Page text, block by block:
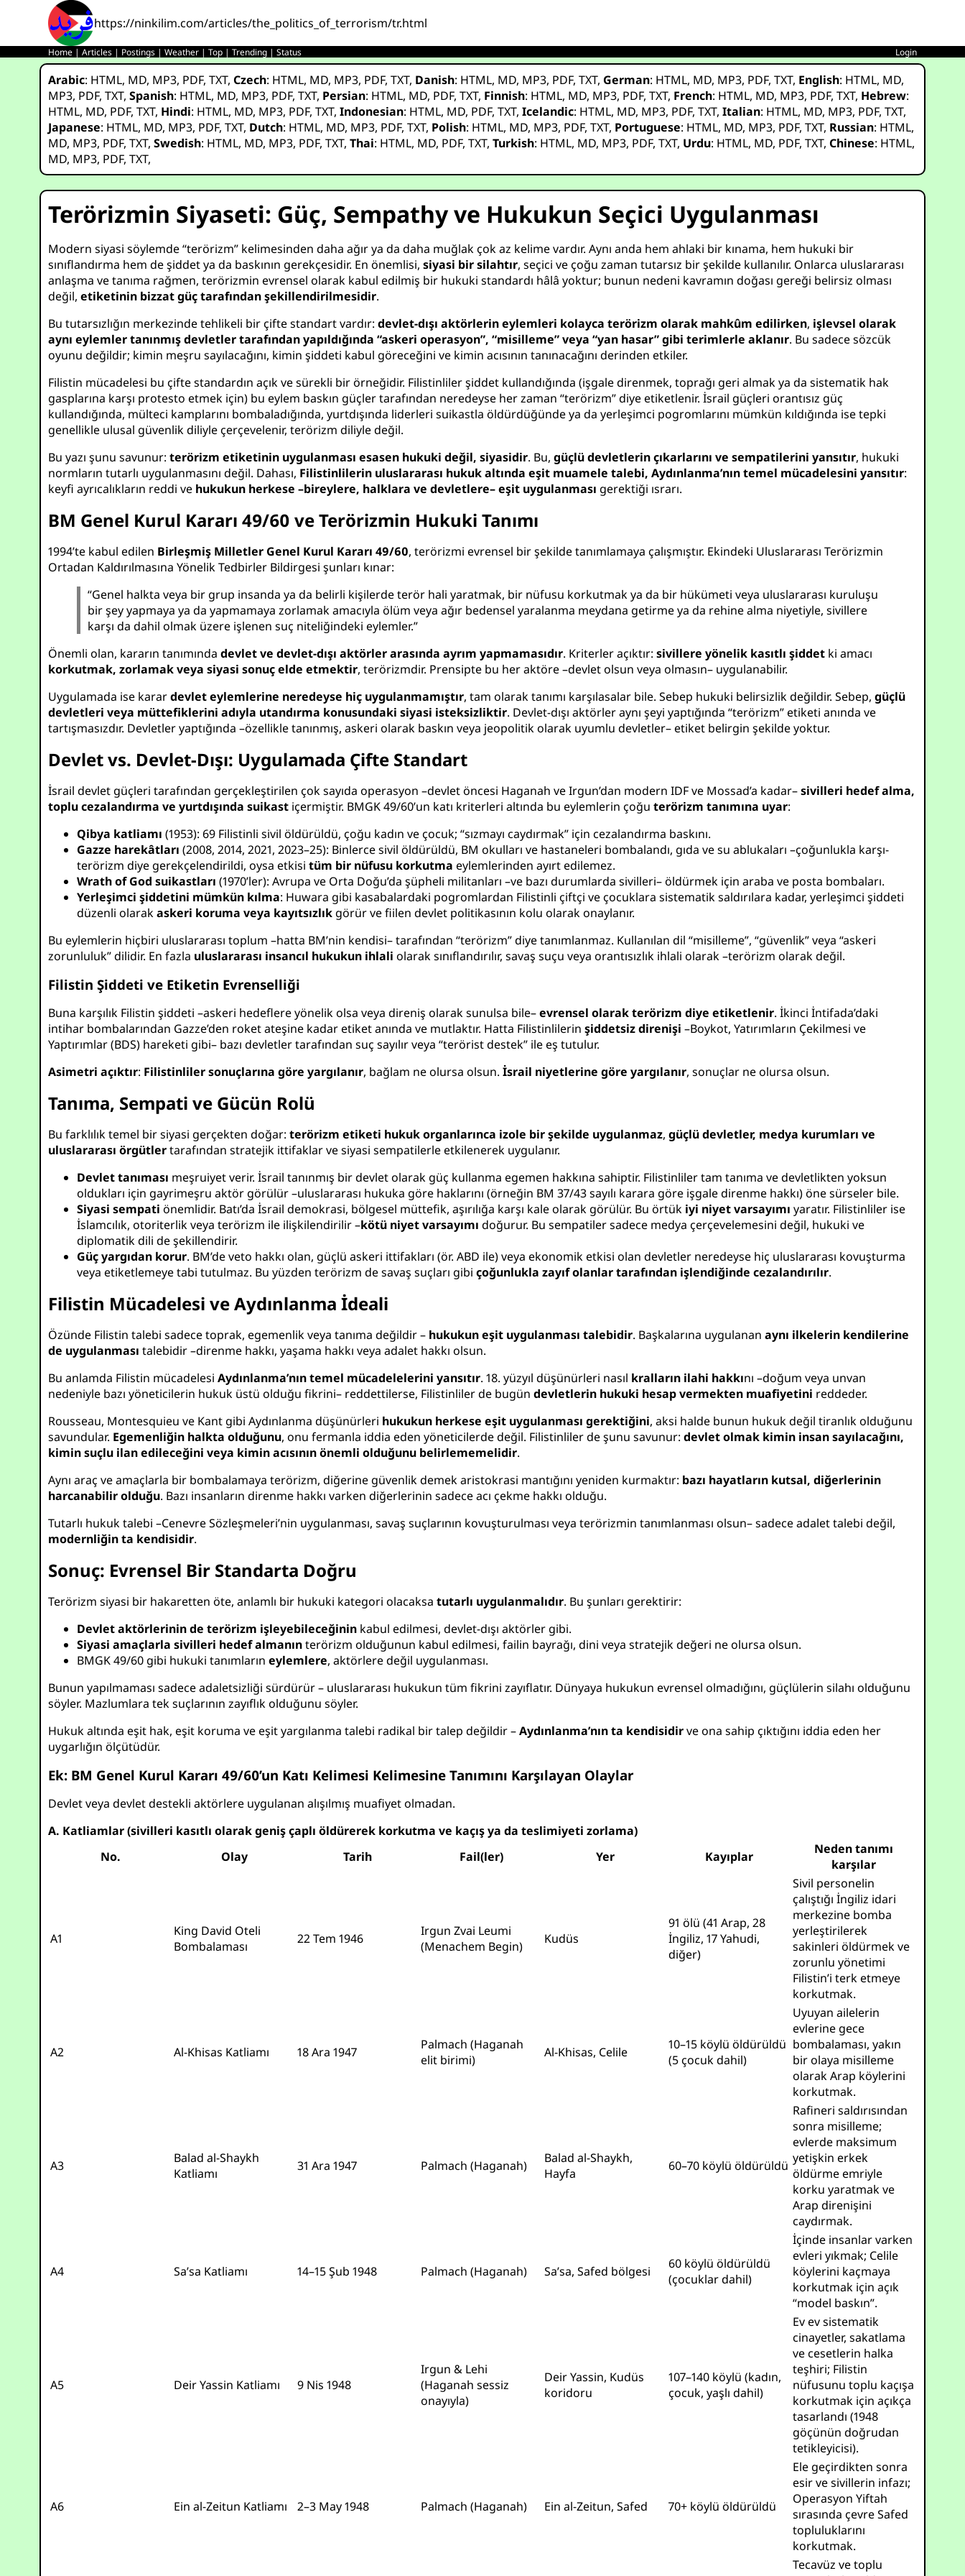
https://ninkilim.com/articles/the_politics_of_terrorism/tr.html
Home |Articles | Postings |Weather |Top |Trending |Status Login
Arabic: HTML, MD, MP3, PDF,TXT,Czech: HTML, MD, MP3, PDF,TXT, Danish: HTML, MD, MP3, PDF,TXT, German: HTML, MD, MP3, PDF,TXT, English: HTML, MD,
MP3, PDF,TXT,Spanish: HTML, MD, MP3, PDF,TXT, Persian: HTML, MD, PDF,TXT, Finnish: HTML, MD, MP3, PDF,TXT, French: HTML, MD, MP3, PDF,TXT, Hebrew:
HTML, MD, PDF,TXT, Hindi: HTML, MD, MP3, PDF,TXT,Indonesian: HTML, MD, PDF,TXT,Icelandic: HTML, MD, MP3, PDF,TXT,Italian: HTML, MD, MP3, PDF,TXT,
Japanese: HTML, MD, MP3, PDF,TXT, Dutch: HTML, MD, MP3, PDF,TXT, Polish: HTML, MD, MP3, PDF,TXT, Portuguese: HTML, MD, MP3, PDF,TXT, Russian: HTML,
MD, MP3, PDF,TXT,Swedish: HTML, MD, MP3, PDF,TXT,Thai: HTML, MD, PDF,TXT,Turkish: HTML, MD, MP3, PDF,TXT, Urdu: HTML, MD, PDF,TXT,Chinese: HTML,
MD, MP3, PDF,TXT,
Terörizmin Siyaseti: Güç, Sempathy ve Hukukun Seçici Uygulanması
Modern siyasi söylemde “terörizm” kelimesinden daha ağır ya da daha muğlak çok az kelime vardır. Aynı anda hem ahlaki bir kınama, hem hukuki bir
sınıflandırma hem de şiddet ya da baskının gerekçesidir. En önemlisi,siyasi bir silahtır, seçici ve çoğu zaman tutarsız bir şekilde kullanılır. Onlarca uluslararası
anlaşma ve tanıma rağmen, terörizmin evrensel olarak kabul edilmiş bir hukuki standardı hâlâ yoktur; bunun nedeni kavramın doğası gereği belirsiz olması
değil,etiketinin bizzat güç tarafından şekillendirilmesidir.
Bu tutarsızlığın merkezinde tehlikeli bir çifte standart vardır:devlet-dışı aktörlerin eylemleri kolayca terörizm olarak mahkûm edilirken, işlevsel olarak
aynı eylemler tanınmış devletler tarafından yapıldığında “askeri operasyon”, “misilleme” veya “yan hasar” gibi terimlerle aklanır. Bu sadece sözcük
oyunu değildir; kimin meşru sayılacağını, kimin şiddeti kabul göreceğini ve kimin acısının tanınacağını derinden etkiler.
Filistin mücadelesi bu çifte standardın açık ve sürekli bir örneğidir. Filistinliler şiddet kullandığında (işgale direnmek, toprağı geri almak ya da sistematik hak
gasplarına karşı protesto etmek için) bu eylem baskın güçler tarafından neredeyse her zaman “terörizm” diye etiketlenir. İsrail güçleri orantısız güç
kullandığında, mülteci kamplarını bombaladığında, yurtdışında liderleri suikastla öldürdüğünde ya da yerleşimci pogromlarını mümkün kıldığında ise tepki
genellikle ulusal güvenlik diliyle çerçevelenir, terörizm diliyle değil.
Bu yazı şunu savunur:terörizm etiketinin uygulanması esasen hukuki değil, siyasidir. Bu,güçlü devletlerin çıkarlarını ve sempatilerini yansıtır, hukuki
normların tutarlı uygulanmasını değil. Dahası, Filistinlilerin uluslararası hukuk altında eşit muamele talebi, Aydınlanma’nın temel mücadelesini yansıtır:
keyfi ayrıcalıkların reddi ve hukukun herkese –bireylere, halklara ve devletlere– eşit uygulanması gerektiği ısrarı.
BM Genel Kurul Kararı 49/60 ve Terörizmin Hukuki Tanımı
1994’te kabul edilen Birleşmiş Milletler Genel Kurul Kararı 49/60, terörizmi evrensel bir şekilde tanımlamaya çalışmıştır. Ekindeki Uluslararası Terörizmin
Ortadan Kaldırılmasına Yönelik Tedbirler Bildirgesi şunları kınar:
“Genel halkta veya bir grup insanda ya da belirli kişilerde terör hali yaratmak, bir nüfusu korkutmak ya da bir hükümeti veya uluslararası kuruluşu
bir şey yapmaya ya da yapmamaya zorlamak amacıyla ölüm veya ağır bedensel yaralanma meydana getirme ya da rehine alma niyetiyle, sivillere
karşı da dahil olmak üzere işlenen suç niteliğindeki eylemler.”
Önemli olan, kararın tanımındadevlet ve devlet-dışı aktörler arasında ayrım yapmamasıdır. Kriterler açıktır:sivillere yönelik kasıtlı şiddet ki amacı
korkutmak, zorlamak veya siyasi sonuç elde etmektir, terörizmdir. Prensipte bu her aktöre –devlet olsun veya olmasın– uygulanabilir.
Uygulamada ise karardevlet eylemlerine neredeyse hiç uygulanmamıştır, tam olarak tanımı karşılasalar bile. Sebep hukuki belirsizlik değildir. Sebep,güçlü
devletleri veya müttefiklerini adıyla utandırma konusundaki siyasi isteksizliktir. Devlet-dışı aktörler aynı şeyi yaptığında “terörizm” etiketi anında ve
tartışmasızdır. Devletler yaptığında –özellikle tanınmış, askeri olarak baskın veya jeopolitik olarak uyumlu devletler– etiket belirgin şekilde yoktur.
Devlet vs. Devlet-Dışı: Uygulamada Çifte Standart
İsrail devlet güçleri tarafından gerçekleştirilen çok sayıda operasyon –devlet öncesi Haganah ve Irgun’dan modern IDF ve Mossad’a kadar–sivilleri hedef alma,
toplu cezalandırma ve yurtdışında suikast içermiştir. BMGK 49/60’un katı kriterleri altında bu eylemlerin çoğuterörizm tanımına uyar:
Qibya katliamı (1953): 69 Filistinli sivil öldürüldü, çoğu kadın ve çocuk; “sızmayı caydırmak” için cezalandırma baskını.
Gazze harekâtları (2008, 2014, 2021, 2023–25): Binlerce sivil öldürüldü, BM okulları ve hastaneleri bombalandı, gıda ve su ablukaları –çoğunlukla karşı-
terörizm diye gerekçelendirildi, oysa etkisitüm bir nüfusu korkutma eylemlerinden ayırt edilemez.
Wrath of God suikastları (1970’ler): Avrupa ve Orta Doğu’da şüpheli militanları –ve bazı durumlarda sivilleri– öldürmek için araba ve posta bombaları.
Yerleşimci şiddetini mümkün kılma: Huwara gibi kasabalardaki pogromlardan Filistinli çiftçi ve çocuklara sistematik saldırılara kadar, yerleşimci şiddeti
düzenli olarakaskeri koruma veya kayıtsızlık görür ve fiilen devlet politikasının kolu olarak onaylanır.
Bu eylemlerin hiçbiri uluslararası toplum –hatta BM’nin kendisi– tarafından “terörizm” diye tanımlanmaz. Kullanılan dil “misilleme”, “güvenlik” veya “askeri
zorunluluk” dilidir. En fazla uluslararası insancıl hukukun ihlali olarak sınıflandırılır, savaş suçu veya orantısızlık ihlali olarak –terörizm olarak değil.
Filistin Şiddeti ve Etiketin Evrenselliği
Buna karşılık Filistin şiddeti –askeri hedeflere yönelik olsa veya direniş olarak sunulsa bile–evrensel olarak terörizm diye etiketlenir. İkinci İntifada’daki
intihar bombalarından Gazze’den roket ateşine kadar etiket anında ve mutlaktır. Hatta Filistinlilerinşiddetsiz direnişi –Boykot, Yatırımların Çekilmesi ve
Yaptırımlar (BDS) hareketi gibi– bazı devletler tarafından suç sayılır veya “terörist destek” ile eş tutulur.
Asimetri açıktır: Filistinliler sonuçlarına göre yargılanır, bağlam ne olursa olsun.İsrail niyetlerine göre yargılanır, sonuçlar ne olursa olsun.
Tanıma, Sempati ve Gücün Rolü
Bu farklılık temel bir siyasi gerçekten doğar:terörizm etiketi hukuk organlarınca izole bir şekilde uygulanmaz,güçlü devletler, medya kurumları ve
uluslararası örgütlertarafından stratejik ittifaklar ve siyasi sempatilerle etkilenerek uygulanır.
Devlet tanıması meşruiyet verir. İsrail tanınmış bir devlet olarak güç kullanma egemen hakkına sahiptir. Filistinliler tam tanıma ve devletlikten yoksun
oldukları için gayrimeşru aktör görülür –uluslararası hukuka göre haklarını (örneğin BM 37/43 sayılı karara göre işgale direnme hakkı) öne sürseler bile.
Siyasi sempati önemlidir. Batı’da İsrail demokrasi, bölgesel müttefik, aşırılığa karşı kale olarak görülür. Bu örtük iyi niyet varsayımı yaratır. Filistinliler ise
İslamcılık, otoriterlik veya terörizm ile ilişkilendirilir –kötü niyet varsayımı doğurur. Bu sempatiler sadece medya çerçevelemesini değil, hukuki ve
diplomatik dili de şekillendirir.
Güç yargıdan korur. BM’de veto hakkı olan, güçlü askeri ittifakları (ör. ABD ile) veya ekonomik etkisi olan devletler neredeyse hiç uluslararası kovuşturma
veya etiketlemeye tabi tutulmaz. Bu yüzden terörizm de savaş suçları gibiçoğunlukla zayıf olanlar tarafından işlendiğinde cezalandırılır.
Filistin Mücadelesi ve Aydınlanma İdeali
Özünde Filistin talebi sadece toprak, egemenlik veya tanıma değildir – hukukun eşit uygulanması talebidir. Başkalarına uygulananaynı ilkelerin kendilerine
de uygulanması talebidir –direnme hakkı, yaşama hakkı veya adalet hakkı olsun.
Bu anlamda Filistin mücadelesiAydınlanma’nın temel mücadelelerini yansıtır. 18. yüzyıl düşünürleri nasıl kralların ilahi hakkını –doğum veya unvan
nedeniyle bazı yöneticilerin hukuk üstü olduğu fikrini– reddettilerse, Filistinliler de bugündevletlerin hukuki hesap vermekten muafiyetini reddeder.
Rousseau, Montesquieu ve Kant gibi Aydınlanma düşünürleri hukukun herkese eşit uygulanması gerektiğini, aksi halde bunun hukuk değil tiranlık olduğunu
savundular. Egemenliğin halkta olduğunu, onu fermanla iddia eden yöneticilerde değil. Filistinliler de şunu savunur:devlet olmak kimin insan sayılacağını,
kimin suçlu ilan edileceğini veya kimin acısının önemli olduğunu belirlememelidir.
Aynı araç ve amaçlarla bir bombalamaya terörizm, diğerine güvenlik demek aristokrasi mantığını yeniden kurmaktır: bazı hayatların kutsal, diğerlerinin
harcanabilir olduğu. Bazı insanların direnme hakkı varken diğerlerinin sadece acı çekme hakkı olduğu.
Tutarlı hukuk talebi –Cenevre Sözleşmeleri’nin uygulanması, savaş suçlarının kovuşturulması veya terörizmin tanımlanması olsun– sadece adalet talebi değil,
modernliğin ta kendisidir.
Sonuç: Evrensel Bir Standarta Doğru
Terörizm siyasi bir hakaretten öte, anlamlı bir hukuki kategori olacaksatutarlı uygulanmalıdır. Bu şunları gerektirir:
Devlet aktörlerinin de terörizm işleyebileceğinin kabul edilmesi, devlet-dışı aktörler gibi.
Siyasi amaçlarla sivilleri hedef almanınterörizm olduğunun kabul edilmesi, failin bayrağı, dini veya stratejik değeri ne olursa olsun.
BMGK 49/60 gibi hukuki tanımlarıneylemlere, aktörlere değil uygulanması.
Bunun yapılmaması sadece adaletsizliği sürdürür – uluslararası hukukun tüm fikrini zayıflatır. Dünyaya hukukun evrensel olmadığını, güçlülerin silahı olduğunu
söyler. Mazlumlara tek suçlarının zayıflık olduğunu söyler.
Hukuk altında eşit hak, eşit koruma ve eşit yargılanma talebi radikal bir talep değildir –Aydınlanma’nın ta kendisidirve ona sahip çıktığını iddia eden her
uygarlığın ölçütüdür.
Ek: BM Genel Kurul Kararı 49/60’un Katı Kelimesi Kelimesine Tanımını Karşılayan Olaylar
Devlet veya devlet destekli aktörlere uygulanan alışılmış muafiyet olmadan.
A. Katliamlar (sivilleri kasıtlı olarak geniş çaplı öldürerek korkutma ve kaçış ya da teslimiyeti zorlama)
No.
Olay Tarih Fail(ler) Yer Kayıplar
Neden tanımı
karşılar
A1
King David Oteli
Bombalaması
22 Tem 1946
Irgun Zvai Leumi
(Menachem Begin)
Kudüs
91 ölü (41 Arap, 28
İngiliz, 17 Yahudi,
diğer)
Sivil personelin
çalıştığı İngiliz idari
merkezine bomba
yerleştirilerek
sakinleri öldürmek ve
zorunlu yönetimi
Filistin’i terk etmeye
korkutmak.
A2 Al-Khisas Katliamı 18 Ara 1947
Palmach (Haganah
elit birimi)
Al-Khisas, Celile
10–15 köylü öldürüldü
(5 çocuk dahil)
Uyuyan ailelerin
evlerine gece
bombalaması, yakın
bir olaya misilleme
olarak Arap köylerini
korkutmak.
A3
Balad al-Shaykh
Katliamı
31 Ara 1947 Palmach (Haganah)
Balad al-Shaykh,
Hayfa
60–70 köylü öldürüldü
Rafineri saldırısından
sonra misilleme;
evlerde maksimum
yetişkin erkek
öldürme emriyle
korku yaratmak ve
Arap direnişini
caydırmak.
A4 Sa’sa Katliamı 14–15 Şub 1948 Palmach (Haganah) Sa’sa, Safed bölgesi
60 köylü öldürüldü
(çocuklar dahil)
İçinde insanlar varken
evleri yıkmak; Celile
köylerini kaçmaya
korkutmak için açık
“model baskın”.
A5 Deir Yassin Katliamı 9 Nis 1948
Irgun & Lehi
(Haganah sessiz
onayıyla)
Deir Yassin, Kudüs
koridoru
107–140 köylü (kadın,
çocuk, yaşlı dahil)
Ev ev sistematik
cinayetler, sakatlama
ve cesetlerin halka
teşhiri; Filistin
nüfusunu toplu kaçışa
korkutmak için açıkça
tasarlandı (1948
göçünün doğrudan
tetikleyicisi).
A6 Ein al-Zeitun Katliamı 2–3 May 1948 Palmach (Haganah) Ein al-Zeitun, Safed 70+ köylü öldürüldü
Ele geçirdikten sonra
esir ve sivillerin infazı;
Operasyon Yiftah
sırasında çevre Safed
topluluklarını
korkutmak.
Tecavüz ve toplu